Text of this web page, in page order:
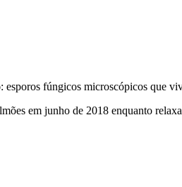
fúngicos microscópicos que
em junho de 2018 enquanto